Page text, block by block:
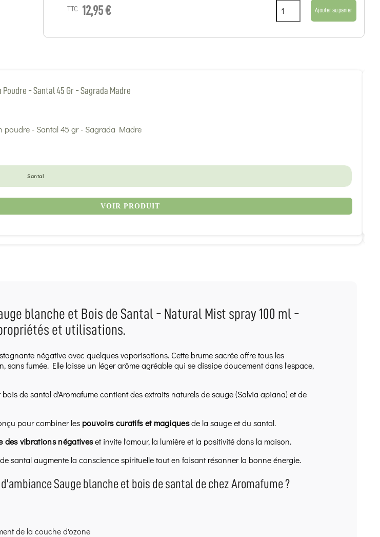
TTC 12,95 € Ajouter au panier
blanche et Bois de Santal - Natural Mist spray 100 ml -
et utilisations.
négative avec quelques vaporisations. Cette brume sacrée offre tous les
sans fumée. Elle laisse un léger arôme agréable qui se dissipe doucement dans l'espace,
de santal d'Aromafume contient des extraits naturels de sauge (Salvia apiana) et de
pour combiner les pouvoirs curatifs et magiquesde la sauge et du santal.
des vibrations négativeset invite l'amour, la lumière et la positivité dans la maison.
santal augmente la conscience spirituelle tout en faisant résonner la bonne énergie.
Sauge blanche et bois de santal de chez Aromafume ?
de la couche d'ozone
Poudre - Santal 45 Gr - Sagrada Madre
Santal
VOIR PRODUIT